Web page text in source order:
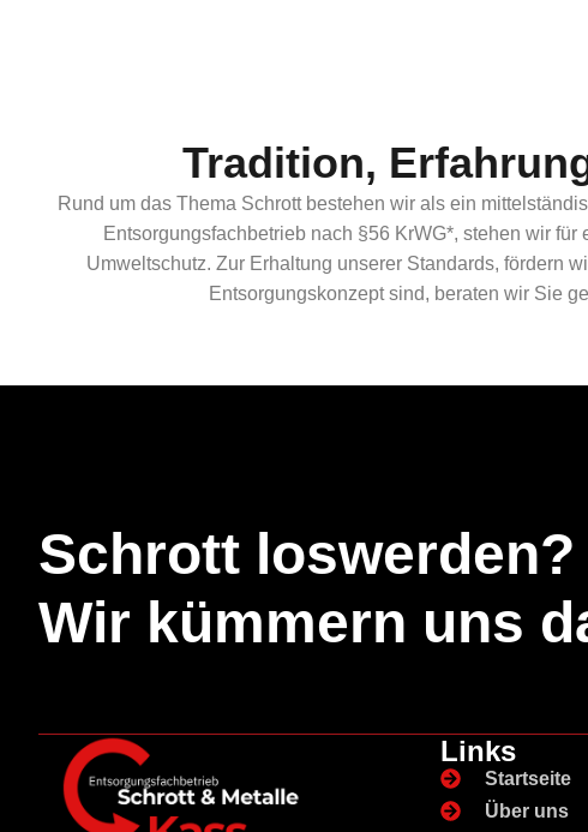
Tradition,
Rund um das Thema Schrott bestehen wir als ein
Entsorgungsfachbetrieb nach §56 KrWG*, stehen wir
Umweltschutz. Zur Erhaltung unserer Standards, fördern
Entsorgungskonzept sind, beraten wir Sie
Schrott loswerden?
Wir kümmern uns
Links
Startseite
Über uns